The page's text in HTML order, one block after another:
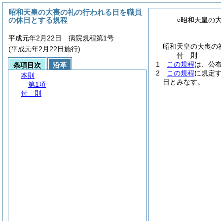
○昭和天皇の
昭和天皇の大喪の
付 則
1
この規程は、公
2
この規程に規定
日とみなす。
昭和天皇の大喪の礼の行われる日を職員
の休日とする規程
平成元年2月22日 病院規程第1号
(平成元年2月22日施行)
条項目次
沿革
本則
第1項
付 則